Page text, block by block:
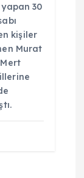
yapan 30
kişiler
Murat